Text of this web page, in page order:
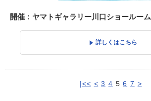
開催：ヤマトギャラリー川口ショールーム
詳しくはこちら
|<< < 3 4 5 6 7 >